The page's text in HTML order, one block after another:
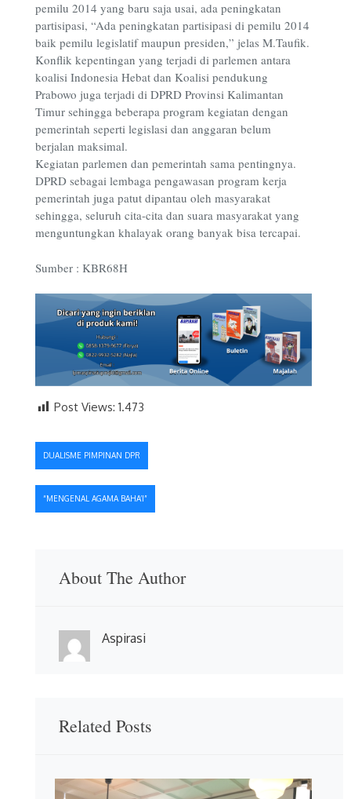
pemilu 2014 yang baru saja usai, ada peningkatan
partisipasi, “Ada peningkatan partisipasi di pemilu 2014
baik pemilu legislatif maupun presiden,” jelas M.Taufik.
Konflik kepentingan yang terjadi di parlemen antara
koalisi Indonesia Hebat dan Koalisi pendukung
Prabowo juga terjadi di DPRD Provinsi Kalimantan
Timur sehingga beberapa program kegiatan dengan
pemerintah seperti legislasi dan anggaran belum
berjalan maksimal.
Kegiatan parlemen dan pemerintah sama pentingnya.
DPRD sebagai lembaga pengawasan program kerja
pemerintah juga patut dipantau oleh masyarakat
sehingga, seluruh cita-cita dan suara masyarakat yang
menguntungkan khalayak orang banyak bisa tercapai.
Sumber : KBR68H
Post Views: 1.473
Navigasi
pos
DUALISME PIMPINAN DPR
“MENGENAL AGAMA BAHA’I”
About The Author
Aspirasi
Related Posts